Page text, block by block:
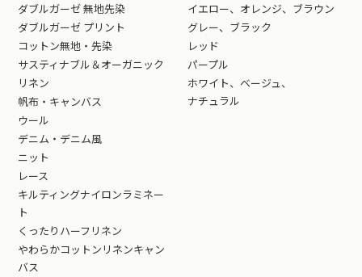
ダブルガーゼ 無地先染
ダブルガーゼ プリント
コットン無地・先染
サスティナブル＆オーガニック
リネン
帆布・キャンバス
ウール
デニム・デニム風
ニット
レース
キルティングナイロンラミネー
ト
くったりハーフリネン
やわらかコットンリネンキャン
バス
イエロー、オレンジ、ブラウン
グレー、ブラック
レッド
パープル
ホワイト、ベージュ、
ナチュラル